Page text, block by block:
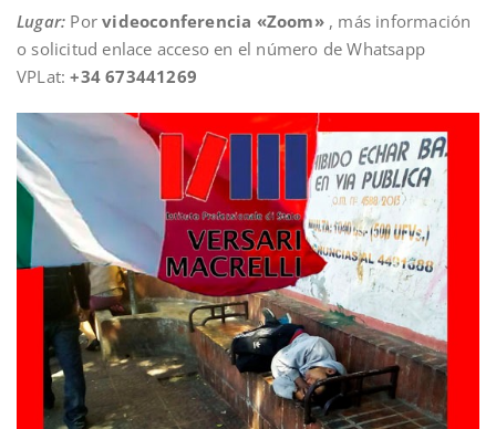
Lugar: Porvideoconferencia «Zoom» , más información
o solicitud enlace acceso en el número de Whatsapp
VPLat:+34 673441269